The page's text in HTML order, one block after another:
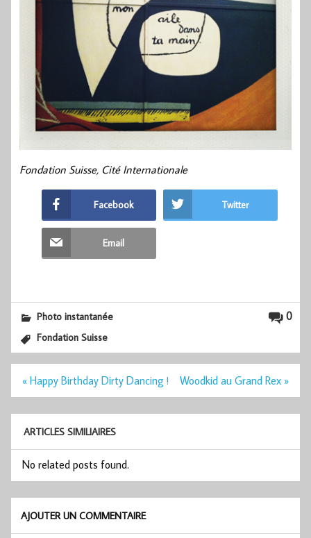
Fondation Suisse, Cité Internationale
Facebook Twitter
Email
0
Photo instantanée
Fondation Suisse
Navigation
l’article
« Happy Birthday Dirty Dancing ! Woodkid au Grand Rex »
ARTICLES SIMILIAIRES
No related posts found.
AJOUTER UN COMMENTAIRE